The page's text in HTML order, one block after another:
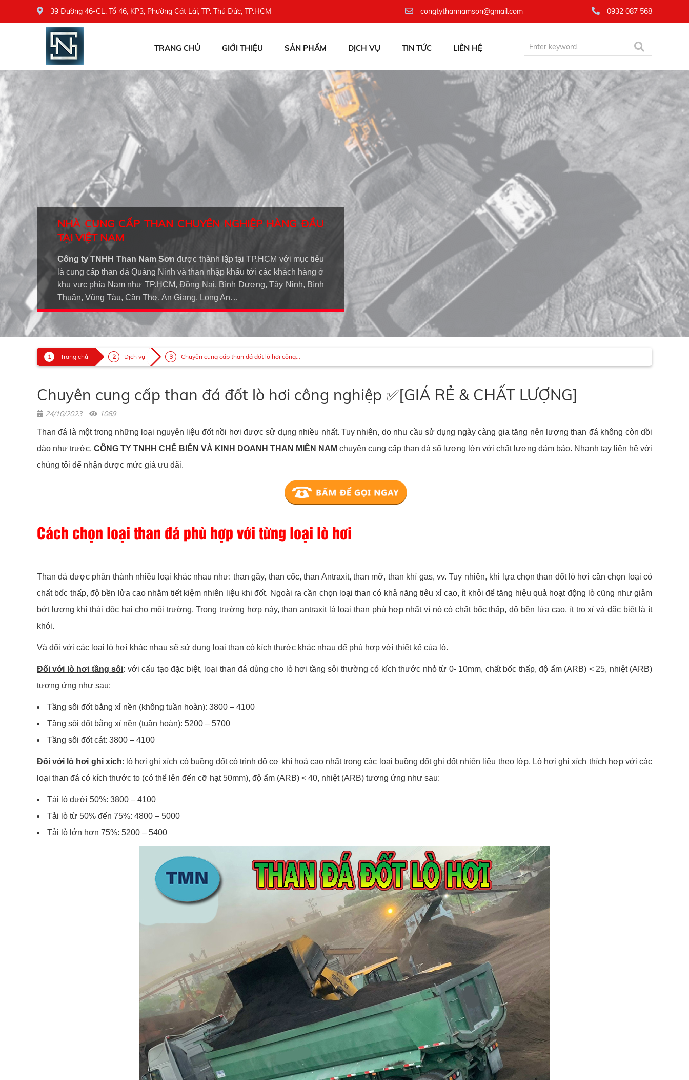
39 Đường 46-CL, Tổ 46, KP3, Phường Cát Lái, TP. Thủ Đức, TP.HCM congtythannamson@gmail.com 0932 087 568
TRANG CHỦ GIỚI THIỆU SẢN PHẨM DỊCH VỤ TIN TỨC LIÊN HỆ
NHÀ CUNG CẤP THAN CHUYÊN NGHIỆP HÀNG ĐẦU
TẠI VIỆT NAM
Công ty TNHH Than Nam Sơnđược thành lập tại TP.HCM với mục tiêu
là cung cấp than đá Quảng Ninh và than nhập khẩu tới các khách hàng ở
khu vực phía Nam như TP.HCM, Đồng Nai, Bình Dương, Tây Ninh, Bình
Thuận, Vũng Tàu, Cần Thơ, An Giang, Long An…
Trang chủ Dịch vụ Chuyên cung cấp than đá đốt lò hơi công...
Chuyên cung cấp than đá đốt lò hơi công nghiệp ✅[GIÁ RẺ & CHẤT LƯỢNG]
24/10/2023 1069
Than đá là một trong những loại nguyên liệu đốt nồi hơi được sử dụng nhiều nhất. Tuy nhiên, do nhu cầu sử dụng ngày càng gia tăng nên lượng than đá không còn dồi
dào như trước. CÔNG TY TNHH CHẾ BIẾN VÀ KINH DOANH THAN MIỀN NAM chuyên cung cấp than đá số lượng lớn với chất lượng đảm bảo. Nhanh tay liên hệ với
chúng tôi để nhận được mức giá ưu đãi.
Cách chọn loại than đá phù hợp với từng loại lò hơi
Than đá được phân thành nhiều loại khác nhau như: than gầy, than cốc, than Antraxit, than mỡ, than khí gas, vv. Tuy nhiên, khi lựa chọn than đốt lò hơi cần chọn loại có
chất bốc thấp, độ bền lửa cao nhằm tiết kiệm nhiên liệu khi đốt. Ngoài ra cần chọn loại than có khả năng tiêu xỉ cao, ít khỏi để tăng hiệu quả hoạt động lò cũng như giảm
bớt lượng khí thải độc hại cho môi trường. Trong trường hợp này, than antraxit là loại than phù hợp nhất vì nó có chất bốc thấp, độ bền lửa cao, ít tro xỉ và đặc biệt là ít
khói.
Và đối với các loại lò hơi khác nhau sẽ sử dụng loại than có kích thước khác nhau để phù hợp với thiết kế của lò.
Đối với lò hơi tầng sôi: với cấu tạo đặc biệt, loại than đá dùng cho lò hơi tầng sôi thường có kích thước nhỏ từ 0- 10mm, chất bốc thấp, độ ẩm (ARB) < 25, nhiệt (ARB)
tương ứng như sau:
Tầng sôi đốt bằng xỉ nền (không tuần hoàn): 3800 – 4100
Tầng sôi đốt bằng xỉ nền (tuần hoàn): 5200 – 5700
Tầng sôi đốt cát: 3800 – 4100
Đối với lò hơi ghi xích: lò hơi ghi xích có buồng đốt có trình độ cơ khí hoá cao nhất trong các loại buồng đốt ghi đốt nhiên liệu theo lớp. Lò hơi ghi xích thích hợp với các
loại than đá có kích thước to (có thể lên đến cỡ hạt 50mm), độ ẩm (ARB) < 40, nhiệt (ARB) tương ứng như sau:
Tải lò dưới 50%: 3800 – 4100
Tải lò từ 50% đến 75%: 4800 – 5000
Tải lò lớn hơn 75%: 5200 – 5400